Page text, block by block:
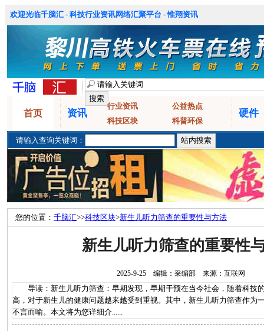
欢迎光临千脑汇 - 科技行业资讯网络汇聚平台 - 惟翔资讯
首页 资讯
行业资讯
公益热点
科技区块
科普环保
硬件
请输入查询关键词：
您的位置： 千脑汇>>科技区块>新生儿听力筛查的重要性与方法
新生儿听力筛查的重要性
2025-9-25 编辑：采编部 来源：互联网
导读：新生儿听力筛查：早期发现，早期干预在当今社会，随着科技
高，对于新生儿的健康问题越来越受到重视。其中，新生儿听力筛查作为
不言而喻。本文将为您详细介......